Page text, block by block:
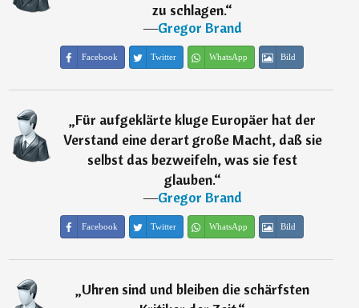
zu schlagen.“
―Gregor Brand
Facebook Twitter WhatsApp Bild
„Für aufgeklärte kluge Europäer hat der
Verstand eine derart große Macht, daß sie
selbst das bezweifeln, was sie fest
glauben.“
―Gregor Brand
Facebook Twitter WhatsApp Bild
„Uhren sind und bleiben die schärfsten